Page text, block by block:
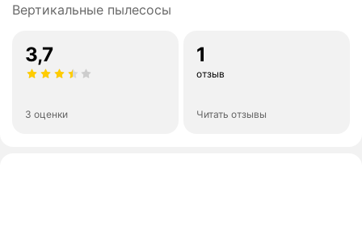
Вертикальные пылесосы
3,7
3 оценки
1
отзыв
Читать отзывы